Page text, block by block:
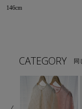
146cm
CATEGORY 同